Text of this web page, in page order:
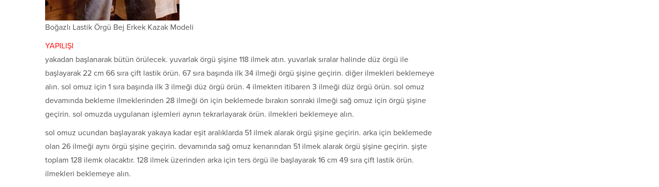
Boğazlı Lastik Örgü Bej Erkek Kazak Modeli
YAPILIŞI
yakadan başlanarak bütün örülecek. yuvarlak örgü şişine 118 ilmek atın. yuvarlak sıralar halinde düz örgü ile
başlayarak 22 cm 66 sıra çift lastik örün. 67 sıra başında ilk 34 ilmeği örgü şişine geçirin. diğer ilmekleri beklemeye
alın. sol omuz için 1 sıra başında ilk 3 ilmeği düz örgü örün. 4 ilmekten itibaren 3 ilmeği düz örgü örün. sol omuz
devamında bekleme ilmeklerinden 28 ilmeği ön için beklemede bırakın sonraki ilmeği sağ omuz için örgü şişine
geçirin. sol omuzda uygulanan işlemleri aynın tekrarlayarak örün. ilmekleri beklemeye alın.
sol omuz ucundan başlayarak yakaya kadar eşit aralıklarda 51 ilmek alarak örgü şişine geçirin. arka için beklemede
olan 26 ilmeği aynı örgü şişine geçirin. devamında sağ omuz kenarından 51 ilmek alarak örgü şişine geçirin. şişte
toplam 128 ilemk olacaktır. 128 ilmek üzerinden arka için ters örgü ile başlayarak 16 cm 49 sıra çift lastik örün.
ilmekleri beklemeye alın.